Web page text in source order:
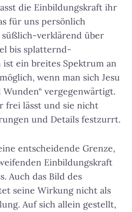
die Einbildungskraft ihr
für uns persönlich
süßlich-verklärend über
bis splatternd-
ein breites Spektrum an
wenn man sich Jesu
vergegenwärtigt.
frei lässt und sie nicht
und Details festzurrt.
entscheidende Grenze,
Einbildungskraft
Auch das Bild des
seine Wirkung nicht als
Auf sich allein gestellt,